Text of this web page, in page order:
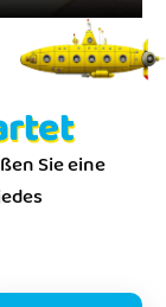
Sie eine